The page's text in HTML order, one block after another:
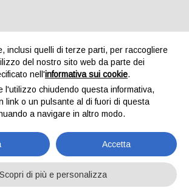
ACCESSORI GENERICI
inclusi quelli di terze parti, per raccogliere
del nostro sito web da parte dei
nell'informativa sui cookie.
l'utilizzo chiudendo questa informativa,
link o un pulsante al di fuori di questa
a navigare in altro modo.
Accetta
Scopri di più e personalizza